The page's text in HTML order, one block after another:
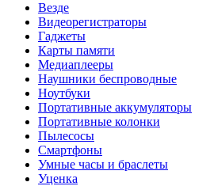
Везде
Видеорегистраторы
Гаджеты
Карты памяти
Медиаплееры
Наушники беспроводные
Ноутбуки
Портативные аккумуляторы
Портативные колонки
Пылесосы
Смартфоны
Умные часы и браслеты
Уценка